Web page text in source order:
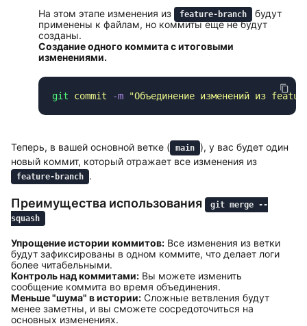
На этом этапе изменения из feature-branch
будут
применены к файлам, но коммиты еще не будут
созданы.
Создание одного коммита с итоговыми
изменениями.
git commit -m "Объединение изменений из
Теперь, в вашей основной ветке ( main ), у вас будет один
новый коммит, который отражает все изменения из
feature-branch .
Преимущества использования
git merge --
squash
Упрощение истории коммитов: Все изменения из ветки
будут зафиксированы в одном коммите, что делает логи
более читабельными.
Контроль над коммитами: Вы можете изменить
сообщение коммита во время объединения.
Меньше "шума" в истории: Сложные ветвления будут
менее заметны, и вы сможете сосредоточиться на
основных изменениях.